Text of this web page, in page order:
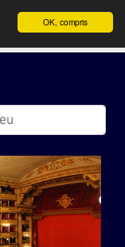
OK, compris